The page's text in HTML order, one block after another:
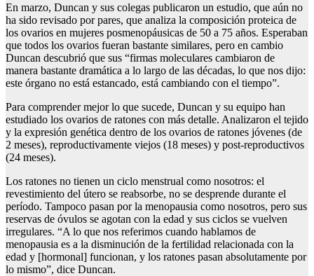
En marzo, Duncan y sus colegas publicaron un estudio, que aún no
ha sido revisado por pares, que analiza la composición proteica de
los ovarios en mujeres posmenopáusicas de 50 a 75 años. Esperaban
que todos los ovarios fueran bastante similares, pero en cambio
Duncan descubrió que sus “firmas moleculares cambiaron de
manera bastante dramática a lo largo de las décadas, lo que nos dijo:
este órgano no está estancado, está cambiando con el tiempo”.
Para comprender mejor lo que sucede, Duncan y su equipo han
estudiado los ovarios de ratones con más detalle. Analizaron el tejido
y la expresión genética dentro de los ovarios de ratones jóvenes (de
2 meses), reproductivamente viejos (18 meses) y post-reproductivos
(24 meses).
Los ratones no tienen un ciclo menstrual como nosotros: el
revestimiento del útero se reabsorbe, no se desprende durante el
período. Tampoco pasan por la menopausia como nosotros, pero sus
reservas de óvulos se agotan con la edad y sus ciclos se vuelven
irregulares. “A lo que nos referimos cuando hablamos de
menopausia es a la disminución de la fertilidad relacionada con la
edad y [hormonal] funcionan, y los ratones pasan absolutamente por
lo mismo”, dice Duncan.